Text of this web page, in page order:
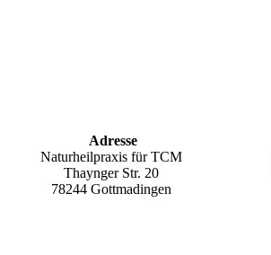
Adresse
Naturheilpraxis für TCM
Thaynger Str. 20
78244 Gottmadingen